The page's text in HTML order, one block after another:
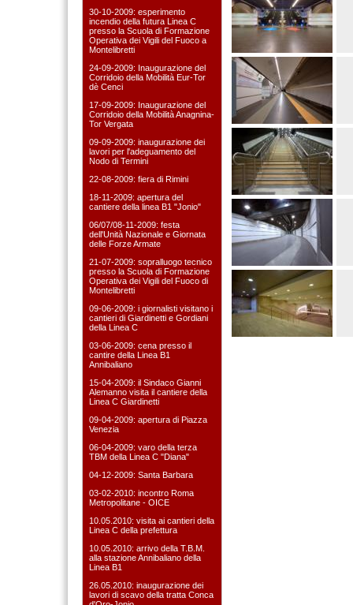
30-10-2009: esperimento
incendio della futura Linea C
presso la Scuola di Formazione
Operativa dei Vigili del Fuoco a
Montelibretti
24-09-2009: Inaugurazione del
Corridoio della Mobilità Eur-Tor
dè Cenci
17-09-2009: Inaugurazione del
Corridoio della Mobilità Anagnina-
Tor Vergata
09-09-2009: inaugurazione dei
lavori per l'adeguamento del
Nodo di Termini
22-08-2009: fiera di Rimini
18-11-2009: apertura del
cantiere della linea B1 "Jonio"
06/07/08-11-2009: festa
dell'Unità Nazionale e Giornata
delle Forze Armate
21-07-2009: sopralluogo tecnico
presso la Scuola di Formazione
Operativa dei Vigili del Fuoco di
Montelibretti
09-06-2009: i giornalisti visitano i
cantieri di Giardinetti e Gordiani
della Linea C
03-06-2009: cena presso il
cantire della Linea B1
Annibaliano
15-04-2009: il Sindaco Gianni
Alemanno visita il cantiere della
Linea C Giardinetti
09-04-2009: apertura di Piazza
Venezia
06-04-2009: varo della terza
TBM della Linea C "Diana"
04-12-2009: Santa Barbara
03-02-2010: incontro Roma
Metropolitane - OICE
10.05.2010: visita ai cantieri della
Linea C della prefettura
10.05.2010: arrivo della T.B.M.
alla stazione Annibaliano della
Linea B1
26.05.2010: inaugurazione dei
lavori di scavo della tratta Conca